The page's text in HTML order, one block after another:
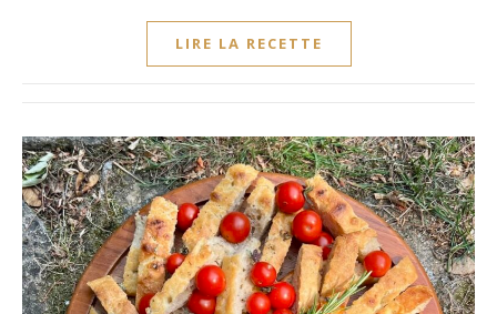
LIRE LA RECETTE